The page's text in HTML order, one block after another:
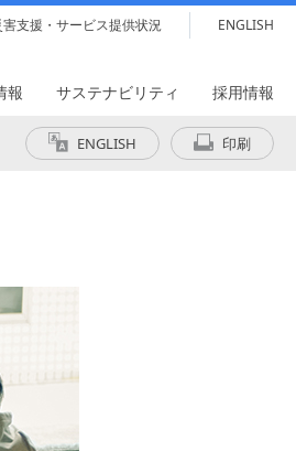
害支援・サービス提供状況 ENGLISH
報 サステナビリティ 採用情報
ENGLISH 印刷